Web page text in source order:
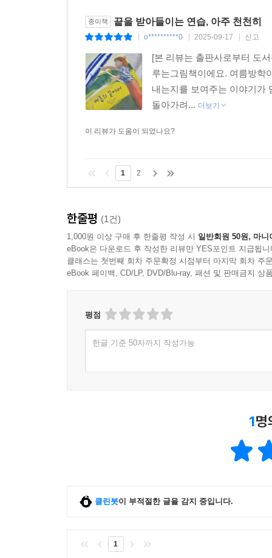
종이책 끝을 받아들이는 연습, 아주 천천히
o**********0 2025-09-17 신고
[본 리뷰는 출판사로부터 도
루는그림책이에요. 여름방학
내는지를 보여주는 이야기가
돌아가려... 더보기
이 리뷰가 도움이 되었나요?
1 2
한줄평 (1건)
1,000원 이상 구매 후 한줄평 작성 시 일반회원 50원, 마니
eBook은 다운로드 후 작성한 리뷰만 YES포인트 지급됩니
클래스는 첫번째 회차 주문확정 시점부터 마지막 회차 주
eBook 페이백, CD/LP, DVD/Blu-ray, 패션 및 판매금지 상
평점
한글 기준 50자까지 작성가능
1명
클린봇이 부적절한 글을 감지 중입니다.
1